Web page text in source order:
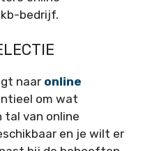
bedrijf.
naar online
om wat
tal van online
en je wilt er